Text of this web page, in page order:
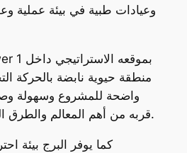
وعيادات طبية في بيئة عملية
منطقة حيوية نابضة بالحركة
واضحة للمشروع وسهولة
قربه من أهم المعالم والطرق الرئيسية في 6 أكتوبر.
كما يوفر البرج بيئة